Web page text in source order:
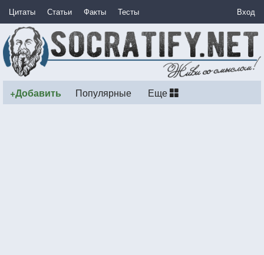
Цитаты Статьи Факты Тесты Вход
+Добавить Популярные Еще